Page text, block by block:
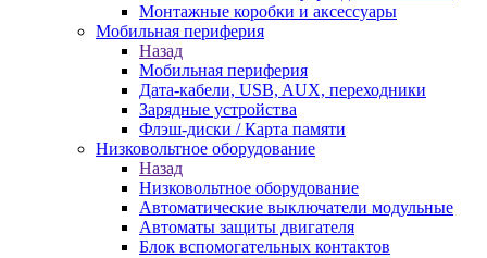
Монтажные коробки и аксессуары
Мобильная периферия
Назад
Мобильная периферия
Дата-кабели, USB, AUX, переходники
Зарядные устройства
Флэш-диски / Карта памяти
Низковольтное оборудование
Назад
Низковольтное оборудование
Автоматические выключатели модульные
Автоматы защиты двигателя
Блок вспомогательных контактов